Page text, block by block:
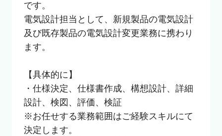
です。
電気設計担当として、新規製品の電気設計
及び既存製品の電気設計変更業務に携わり
ます。
【具体的に】
・仕様決定、仕様書作成、構想設計、詳細
設計、検図、評価、検証
※お任せする業務範囲はご経験スキルにて
決定します。